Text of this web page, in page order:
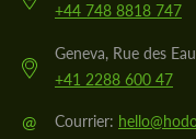
+44 748 8818 747
Geneva, Rue des
+41 2288 600 47
@ Courrier: